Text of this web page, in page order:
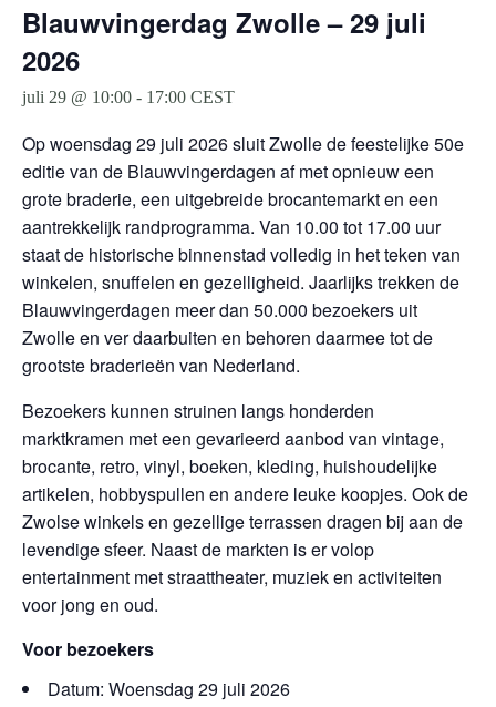
Blauwvingerdag Zwolle – 29 juli
2026
juli 29 @ 10:00 - 17:00 CEST
Op woensdag 29 juli 2026 sluit Zwolle de feestelijke 50e
editie van de Blauwvingerdagen af met opnieuw een
grote braderie, een uitgebreide brocantemarkt en een
aantrekkelijk randprogramma. Van 10.00 tot 17.00 uur
staat de historische binnenstad volledig in het teken van
winkelen, snuffelen en gezelligheid. Jaarlijks trekken de
Blauwvingerdagen meer dan 50.000 bezoekers uit
Zwolle en ver daarbuiten en behoren daarmee tot de
grootste braderieën van Nederland.
Bezoekers kunnen struinen langs honderden
marktkramen met een gevarieerd aanbod van vintage,
brocante, retro, vinyl, boeken, kleding, huishoudelijke
artikelen, hobbyspullen en andere leuke koopjes. Ook de
Zwolse winkels en gezellige terrassen dragen bij aan de
levendige sfeer. Naast de markten is er volop
entertainment met straattheater, muziek en activiteiten
voor jong en oud.
Voor bezoekers
Datum: Woensdag 29 juli 2026